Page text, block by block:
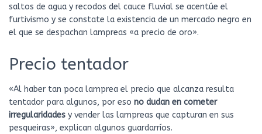
saltos de agua y recodos del cauce fluvial se acentúe el
furtivismo y se constate la existencia de un mercado negro en
el que se despachan lampreas «a precio de oro».
Precio tentador
«Al haber tan poca lamprea el precio que alcanza resulta
tentador para algunos, por eso no dudan en cometer
irregularidades y vender las lampreas que capturan en sus
pesqueiras», explican algunos guardarríos.